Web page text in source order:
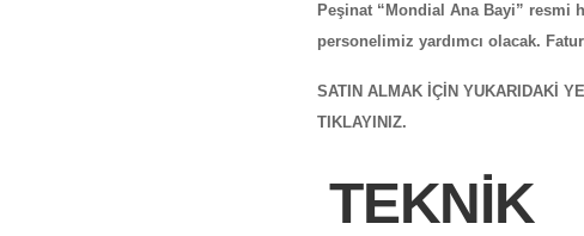
Peşinat “Mondial Ana Bayi” resmi
personelimiz yardımcı olacak.
SATIN ALMAK İÇİN YUKARIDAKİ
TIKLAYINIZ.
TEKNİK